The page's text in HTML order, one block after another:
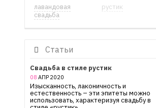
лавандовая
свадьба
рустик
Статьи
Свадьба в стиле рустик
08 АПР 2020
Изысканность, лаконичность и
естественность – эти эпитеты можно
использовать, характеризуя свадьбу в